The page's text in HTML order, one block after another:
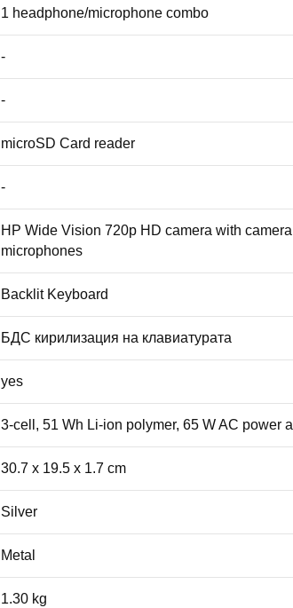
1 headphone/microphone combo
-
-
microSD Card reader
-
HP Wide Vision 720p HD camera with
microphones
Backlit Keyboard
БДС кирилизация на клавиатурата
yes
3-cell, 51 Wh Li-ion polymer, 65 W AC power
30.7 x 19.5 x 1.7 cm
Silver
Metal
1.30 kg